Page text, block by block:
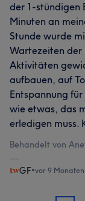
der 1-stündigen
Minuten an
Stunde wurde
Wartezeiten der
Aktivitäten
aufbauen, auf
Entspannung
wie etwas, das
erledigen muss.
Behandelt von
GF•vor 9 Monaten